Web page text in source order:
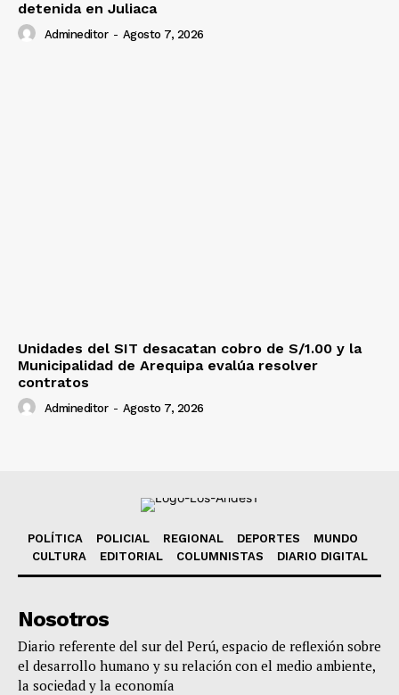
detenida en Juliaca
Admineditor - Agosto 7, 2026
Unidades del SIT desacatan cobro de S/1.00 y la
Municipalidad de Arequipa evalúa resolver
contratos
Admineditor - Agosto 7, 2026
POLÍTICA POLICIAL REGIONAL DEPORTES
MUNDO
CULTURA
EDITORIAL COLUMNISTAS DIARIO DIGITAL
Nosotros
Diario referente del sur del Perú, espacio de reflexión sobre
el desarrollo humano y su relación con el medio ambiente,
la sociedad y la economía